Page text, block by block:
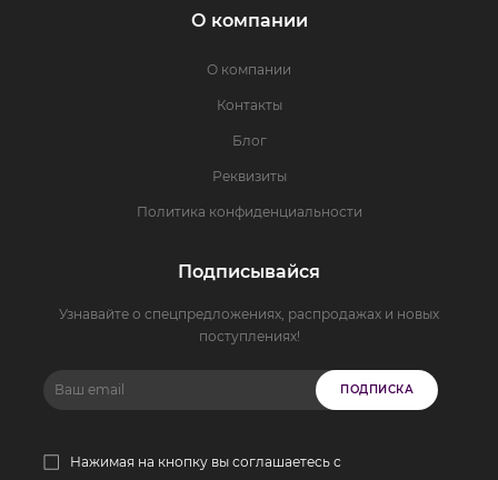
О компании
О компании
Контакты
Блог
Реквизиты
Политика конфиденциальности
Подписывайся
Узнавайте о спецпредложениях, распродажах и новых
поступлениях!
ПОДПИСКА
Нажимая на кнопку вы соглашаетесь с